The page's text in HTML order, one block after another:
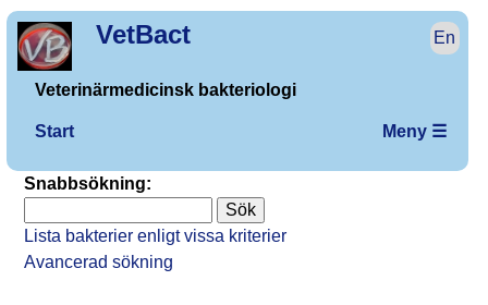
VetBact En
Veterinärmedicinsk bakteriologi
Start Meny ☰
Snabbsökning:
Lista bakterier enligt vissa kriterier
Avancerad sökning